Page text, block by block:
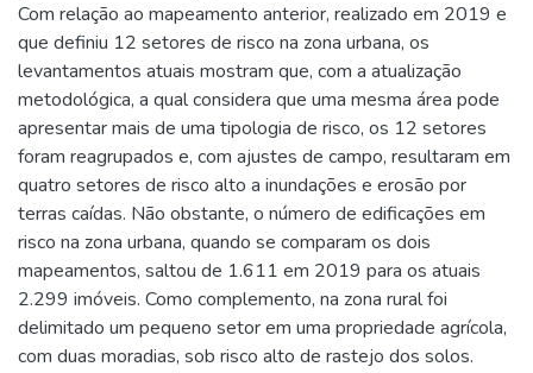
Com relação ao mapeamento anterior, realizado em 2019 e
que definiu 12 setores de risco na zona urbana, os
levantamentos atuais mostram que, com a atualização
metodológica, a qual considera que uma mesma área pode
apresentar mais de uma tipologia de risco, os 12 setores
foram reagrupados e, com ajustes de campo, resultaram em
quatro setores de risco alto a inundações e erosão por
terras caídas. Não obstante, o número de edificações em
risco na zona urbana, quando se comparam os dois
mapeamentos, saltou de 1.611 em 2019 para os atuais
2.299 imóveis. Como complemento, na zona rural foi
delimitado um pequeno setor em uma propriedade agrícola,
com duas moradias, sob risco alto de rastejo dos solos.